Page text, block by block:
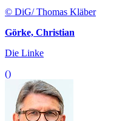
© DiG/ Thomas Kläber
Görke, Christian
Die Linke
()